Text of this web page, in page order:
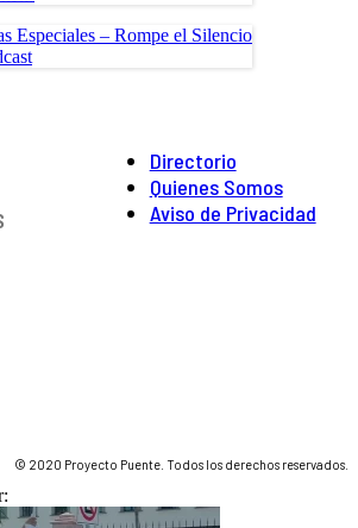
Especiales – Rompe el Silencio
Directorio
Quienes Somos
Aviso de Privacidad
© 2020 Proyecto Puente. Todos los derechos reservados.